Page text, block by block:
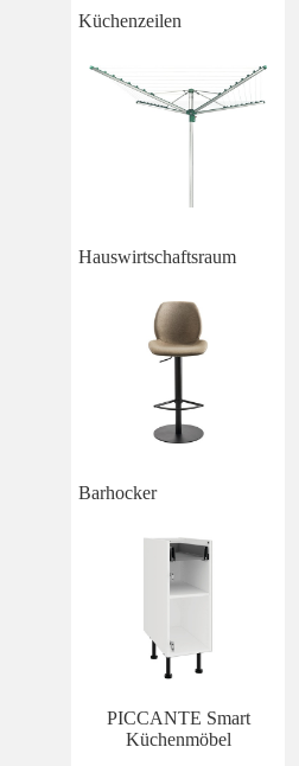
Küchenzeilen
Hauswirtschaftsraum
Barhocker
PICCANTE Smart
Küchenmöbel